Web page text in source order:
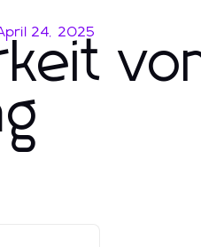
24, 2025